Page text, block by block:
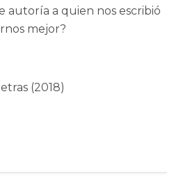
autoría a quien nos escribió
mejor?
(2018)